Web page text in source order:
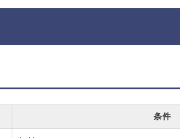
条件